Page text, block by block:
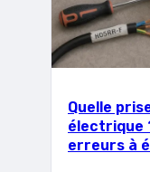
Quelle
électrique
erreurs à